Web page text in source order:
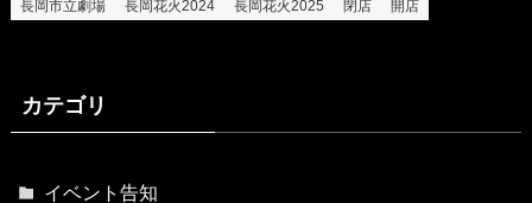
長岡市立劇場
長岡花火2024 長岡花火2025 閉店 開店
カテゴリ
イベント告知